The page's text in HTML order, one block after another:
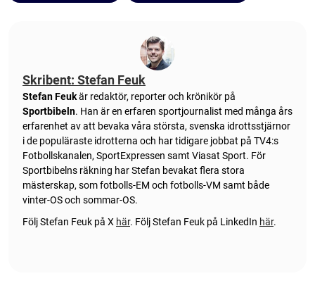
Skribent: Stefan Feuk
Stefan Feukär redaktör, reporter och krönikör på
Sportbibeln. Han är en erfaren sportjournalist med många års
erfarenhet av att bevaka våra största, svenska idrottsstjärnor
i de populäraste idrotterna och har tidigare jobbat på TV4:s
Fotbollskanalen, SportExpressen samt Viasat Sport. För
Sportbibelns räkning har Stefan bevakat flera stora
mästerskap, som fotbolls-EM och fotbolls-VM samt både
vinter-OS och sommar-OS.
Följ Stefan Feuk på X här. Följ Stefan Feuk på LinkedIn här.